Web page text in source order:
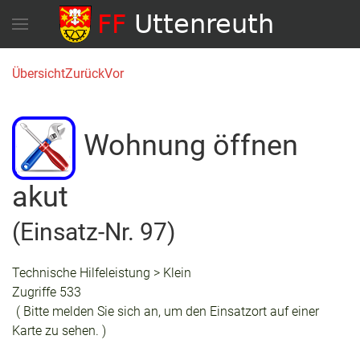
ÜbersichtZurückVor
Wohnung öffnen
akut
(Einsatz-Nr. 97)
Technische Hilfeleistung > Klein
Zugriffe 533
( Bitte melden Sie sich an, um den Einsatzort auf einer
Karte zu sehen. )